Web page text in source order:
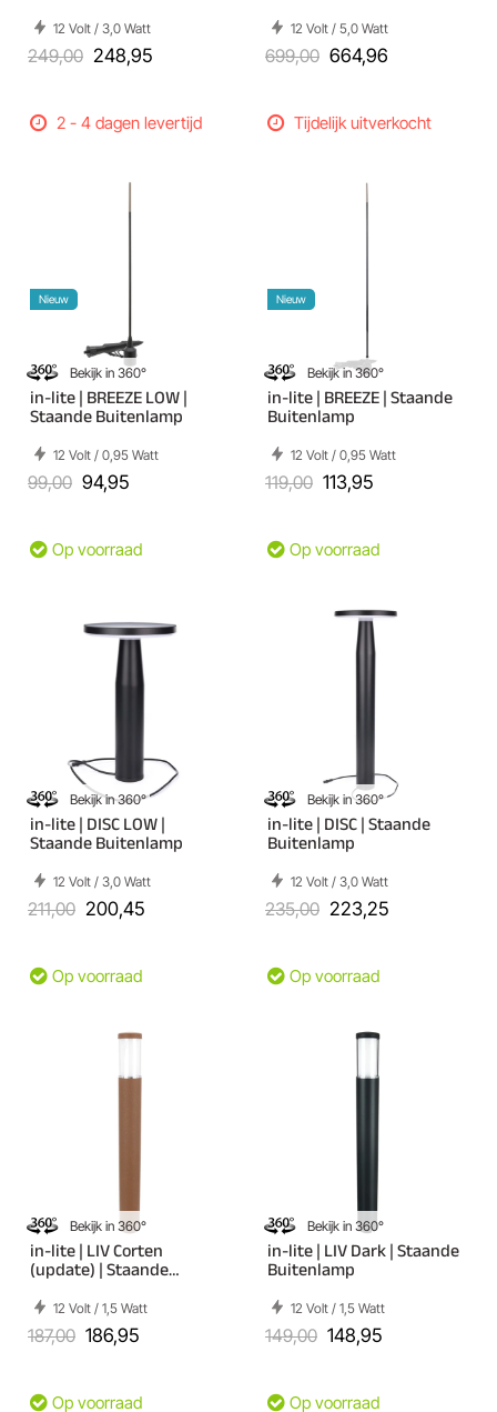
12 Volt / 3,0 Watt
249,00 248,95
2 - 4 dagen levertijd
12 Volt / 5,0 Watt
699,00 664,96
Tijdelijk uitverkocht
Bekijk in 360°
Nieuw
in-lite | BREEZE LOW |
Staande Buitenlamp
12 Volt / 0,95 Watt
99,00 94,95
Op voorraad
Bekijk in 360°
Nieuw
in-lite | BREEZE | Staande
Buitenlamp
12 Volt / 0,95 Watt
119,00 113,95
Op voorraad
Bekijk in 360°
in-lite | DISC LOW |
Staande Buitenlamp
12 Volt / 3,0 Watt
211,00 200,45
Op voorraad
Bekijk in 360°
in-lite | DISC | Staande
Buitenlamp
12 Volt / 3,0 Watt
235,00 223,25
Op voorraad
Bekijk in 360°
in-lite | LIV Corten
(update) | Staande
12 Volt / 1,5 Watt
187,00 186,95
Op voorraad
Bekijk in 360°
in-lite | LIV Dark | Staande
Buitenlamp
12 Volt / 1,5 Watt
149,00 148,95
Op voorraad